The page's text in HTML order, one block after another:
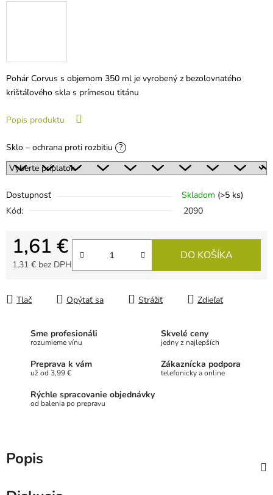
Pohár Corvus s objemom 350 ml je vyrobený z bezolovnatého
krištáľového skla s prímesou titánu
Popis produktu
Sklo – ochrana proti rozbitiu ?
Dostupnosť Skladom (>5 ks)
Kód:
2090
1,61 €
1,31 € bez DPH
DO KOŠÍKA
Tlač Opýtať sa Strážiť Zdieľať
Sme profesionáli
rozumieme vínu
Skvelé ceny
jedny z najlepších
Preprava k vám
už od 3,99 €
Zákaznícka podpora
telefonicky a online
Rýchle spracovanie objednávky
od balenia po prepravu
Popis